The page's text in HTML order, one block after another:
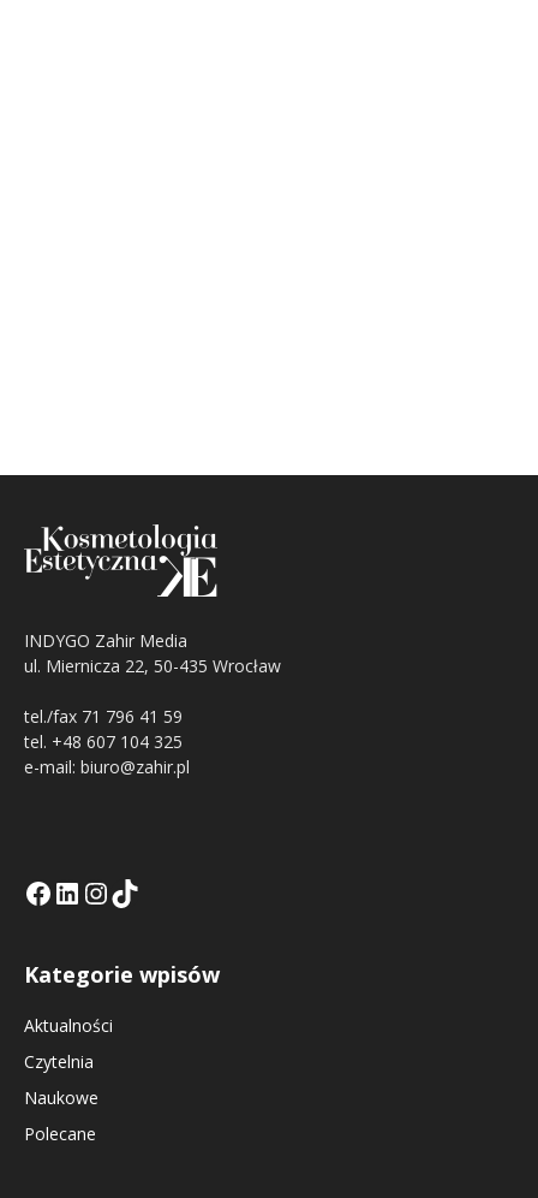
INDYGO Zahir Media
ul. Miernicza 22, 50-435 Wrocław
tel./fax 71 796 41 59
tel. +48 607 104 325
e-mail: biuro@zahir.pl
Facebook
LinkedIn
Tik Tok KEInstagramm KE
Kategorie wpisów
Aktualności
Czytelnia
Naukowe
Polecane